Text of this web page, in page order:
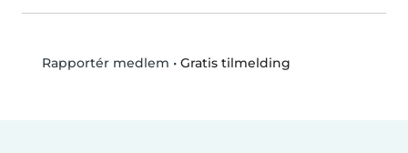
Rapportér medlem • Gratis tilmelding